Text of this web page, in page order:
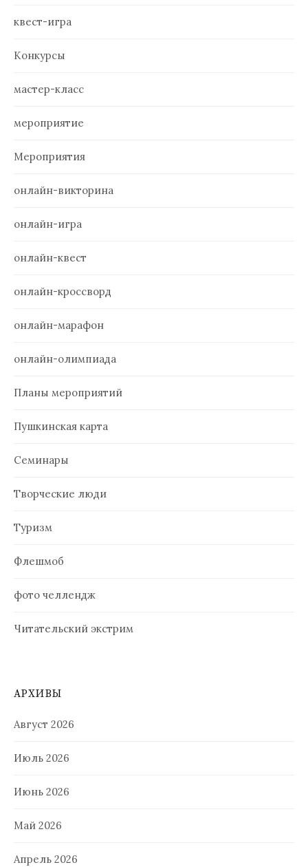
квест-игра
Конкурсы
мастер-класс
мероприятие
Мероприятия
онлайн-викторина
онлайн-игра
онлайн-квест
онлайн-кроссворд
онлайн-марафон
онлайн-олимпиада
Планы мероприятий
Пушкинская карта
Семинары
Творческие люди
Туризм
Флешмоб
фото челлендж
Читательский экстрим
АРХИВЫ
Август 2026
Июль 2026
Июнь 2026
Май 2026
Апрель 2026